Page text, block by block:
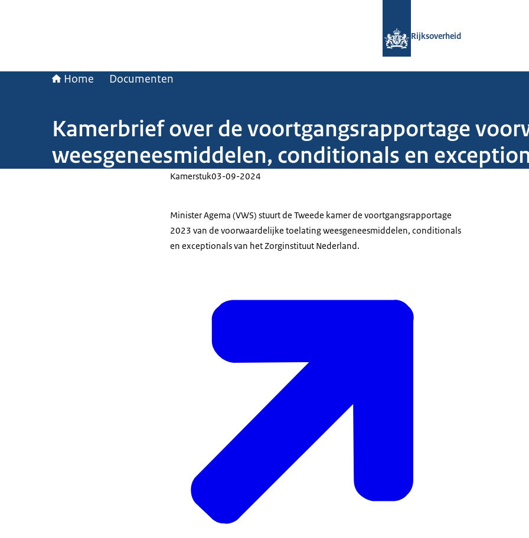
Rijksoverheid
Home Documenten
Kamerbrief over de voortgangsrapportage
weesgeneesmiddelen, conditionals en
Kamerstuk03-09-2024
Minister Agema (VWS) stuurt de Tweede kamer de voortgangsrapportage
2023 van de voorwaardelijke toelating weesgeneesmiddelen, conditionals
en exceptionals van het Zorginstituut Nederland.